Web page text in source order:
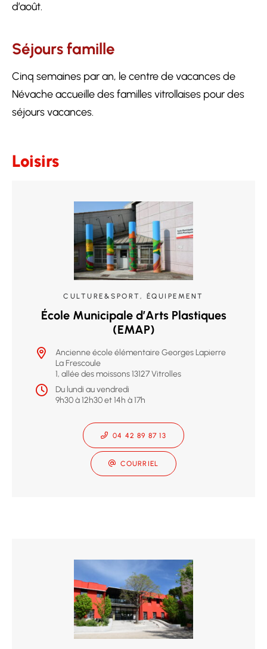
d’août.
Séjours famille
Cinq semaines par an, le centre de vacances de
Névache accueille des familles vitrollaises pour des
séjours vacances.
Loisirs
CULTURE&SPORT, ÉQUIPEMENT
École Municipale d’Arts Plastiques
(EMAP)
Ancienne école élémentaire Georges Lapierre
La Frescoule
1, allée des moissons 13127 Vitrolles
Du lundi au vendredi
9h30 à 12h30 et 14h à 17h
04 42 89 87 13
COURRIEL